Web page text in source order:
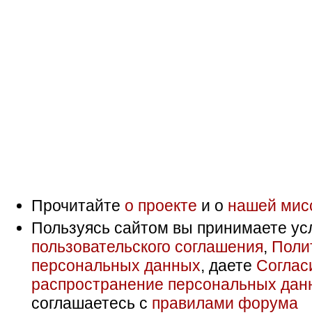
Прочитайте о проекте и о нашей
Пользуясь сайтом вы принимаете
пользовательского соглашения,
персональных данных, даете
распространение персональных
соглашаетесь с правилами форума